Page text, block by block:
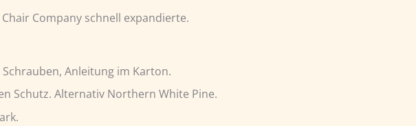
Company schnell expandierte.
Anleitung im Karton.
Schutz. Alternativ Northern White Pine.